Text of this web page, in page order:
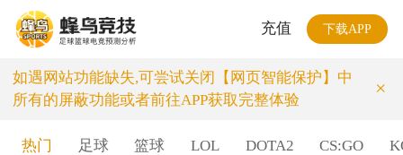
充值 下载APP
如遇网站功能缺失,可尝试关闭【网页智能保护】中
所有的屏蔽功能或者前往APP获取完整体验
×
热门 足球 篮球 LOL DOTA2 CS:GO